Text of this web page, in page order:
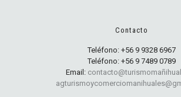
Contacto
Teléfono: +56 9 9328 6967
Teléfono: +56 9 7489 0789
Email: